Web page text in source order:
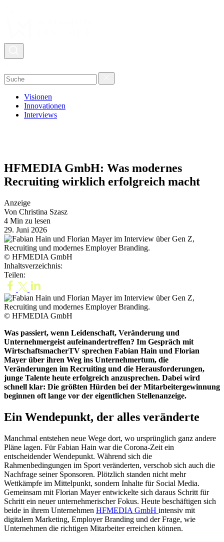
Visionen
Innovationen
Interviews
HFMEDIA GmbH: Was modernes
Recruiting wirklich erfolgreich macht
Anzeige
Von Christina Szasz
4 Min zu lesen
29. Juni 2026
© HFMEDIA GmbH
Inhaltsverzeichnis:
Teilen:
© HFMEDIA GmbH
Was passiert, wenn Leidenschaft, Veränderung und
Unternehmergeist aufeinandertreffen? Im Gespräch mit
WirtschaftsmacherTV sprechen Fabian Hain und Florian
Mayer über ihren Weg ins Unternehmertum, die
Veränderungen im Recruiting und die Herausforderungen,
junge Talente heute erfolgreich anzusprechen. Dabei wird
schnell klar: Die größten Hürden bei der Mitarbeitergewinnung
beginnen oft lange vor der eigentlichen Stellenanzeige.
Ein Wendepunkt, der alles veränderte
Manchmal entstehen neue Wege dort, wo ursprünglich ganz andere
Pläne lagen. Für Fabian Hain war die Corona-Zeit ein
entscheidender Wendepunkt. Während sich die
Rahmenbedingungen im Sport veränderten, verschob sich auch die
Nachfrage seiner Sponsoren. Plötzlich standen nicht mehr
Wettkämpfe im Mittelpunkt, sondern Inhalte für Social Media.
Gemeinsam mit Florian Mayer entwickelte sich daraus Schritt für
Schritt ein neuer unternehmerischer Fokus. Heute beschäftigen sich
beide in ihrem Unternehmen HFMEDIA GmbH intensiv mit
digitalem Marketing, Employer Branding und der Frage, wie
Unternehmen die richtigen Mitarbeiter erreichen können.